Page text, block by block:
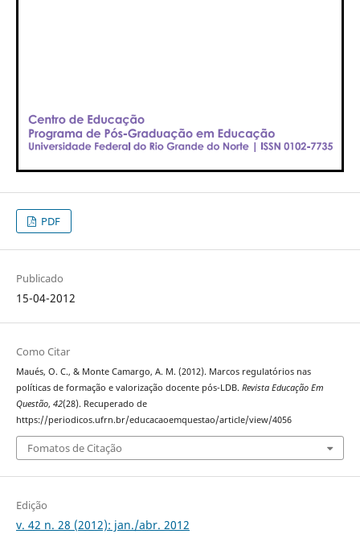
PDF
Publicado
15-04-2012
Como Citar
Maués, O. C., & Monte Camargo, A. M. (2012). Marcos regulatórios nas
políticas de formação e valorização docente pós-LDB. Revista Educação Em
Questão, 42(28). Recuperado de
https://periodicos.ufrn.br/educacaoemquestao/article/view/4056
Fomatos de Citação
Edição
v. 42 n. 28 (2012): jan./abr. 2012